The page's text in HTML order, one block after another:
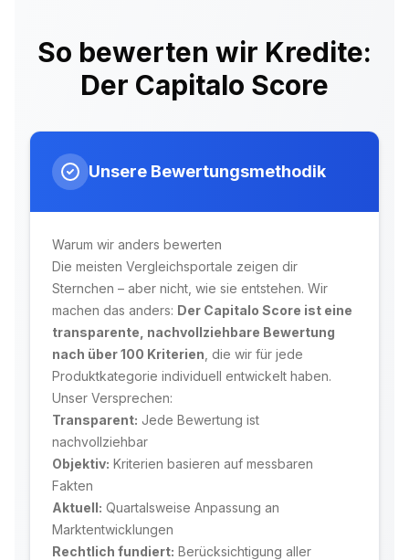
So bewerten wir Kredite:
Der Capitalo Score
Unsere Bewertungsmethodik
Warum wir anders bewerten
Die meisten Vergleichsportale zeigen dir
Sternchen – aber nicht, wie sie entstehen. Wir
machen das anders: Der Capitalo Score ist eine
transparente, nachvollziehbare Bewertung
nach über 100 Kriterien , die wir für jede
Produktkategorie individuell entwickelt haben.
Unser Versprechen:
Transparent: Jede Bewertung ist
nachvollziehbar
Objektiv: Kriterien basieren auf messbaren
Fakten
Aktuell: Quartalsweise Anpassung an
Marktentwicklungen
Rechtlich fundiert: Berücksichtigung aller